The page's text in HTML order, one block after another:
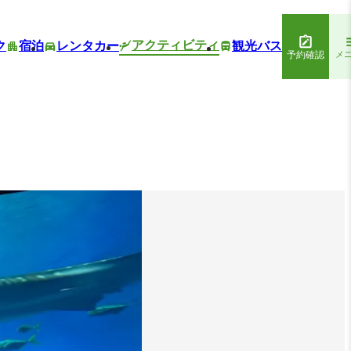
宿泊 レンタカー アクティビティ 観光バス
予約確認 メ